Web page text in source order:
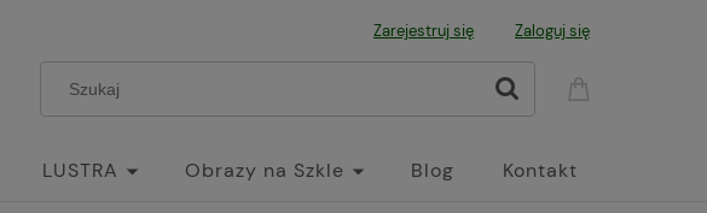
Zarejestruj się Zaloguj się
LUSTRA Obrazy na Szkle Blog Kontakt